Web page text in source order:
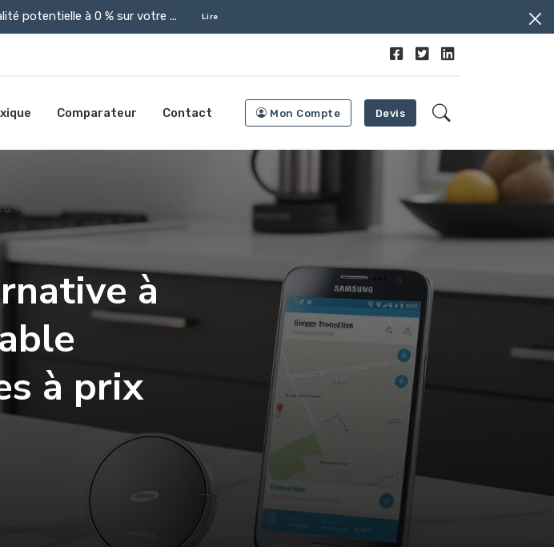
potentielle à 0 % sur votre ... Lire
Comparateur Contact Mon Compte Devis
u...
à
à prix